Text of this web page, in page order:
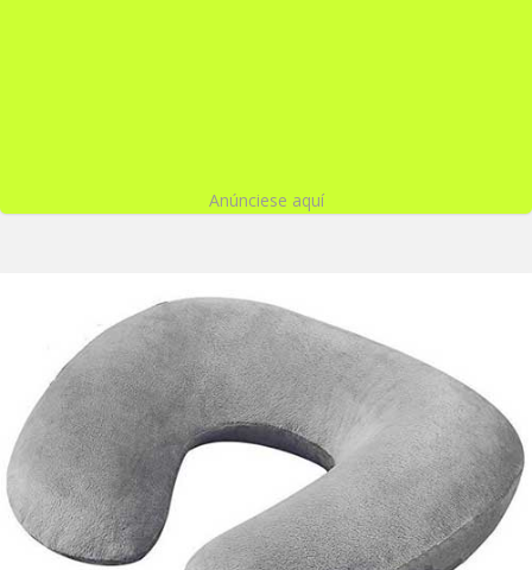
Anúnciese aquí